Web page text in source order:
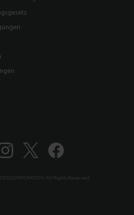
CORPORATION. All Rights Reserved.